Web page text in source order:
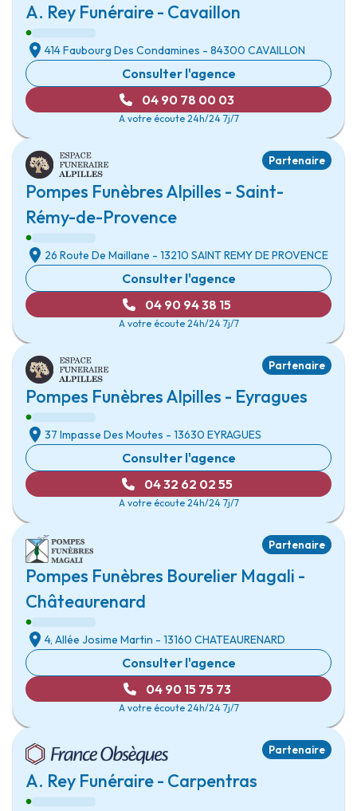
A. Rey Funéraire - Cavaillon
414 Faubourg Des Condamines - 84300 CAVAILLON
Consulter l'agence
04 90 78 00 03
A votre écoute 24h/24 7j/7
Partenaire
Pompes Funèbres Alpilles - Saint-
Rémy-de-Provence
26 Route De Maillane - 13210 SAINT REMY DE PROVENCE
Consulter l'agence
04 90 94 38 15
A votre écoute 24h/24 7j/7
Partenaire
Pompes Funèbres Alpilles - Eyragues
37 Impasse Des Moutes - 13630 EYRAGUES
Consulter l'agence
04 32 62 02 55
A votre écoute 24h/24 7j/7
Partenaire
Pompes Funèbres Bourelier Magali -
Châteaurenard
4, Allée Josime Martin - 13160 CHATEAURENARD
Consulter l'agence
04 90 15 75 73
A votre écoute 24h/24 7j/7
Partenaire
A. Rey Funéraire - Carpentras